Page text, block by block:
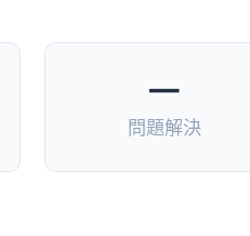
—
問題解決